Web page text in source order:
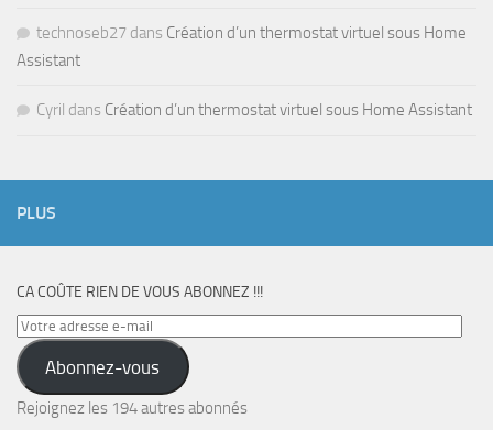
technoseb27 dans Création d’un thermostat virtuel sous Home
Assistant
Cyril dans Création d’un thermostat virtuel sous Home Assistant
PLUS
CA COÛTE RIEN DE VOUS ABONNEZ !!!
Votre
adresse
e-
mail
Abonnez-vous
Rejoignez les 194 autres abonnés